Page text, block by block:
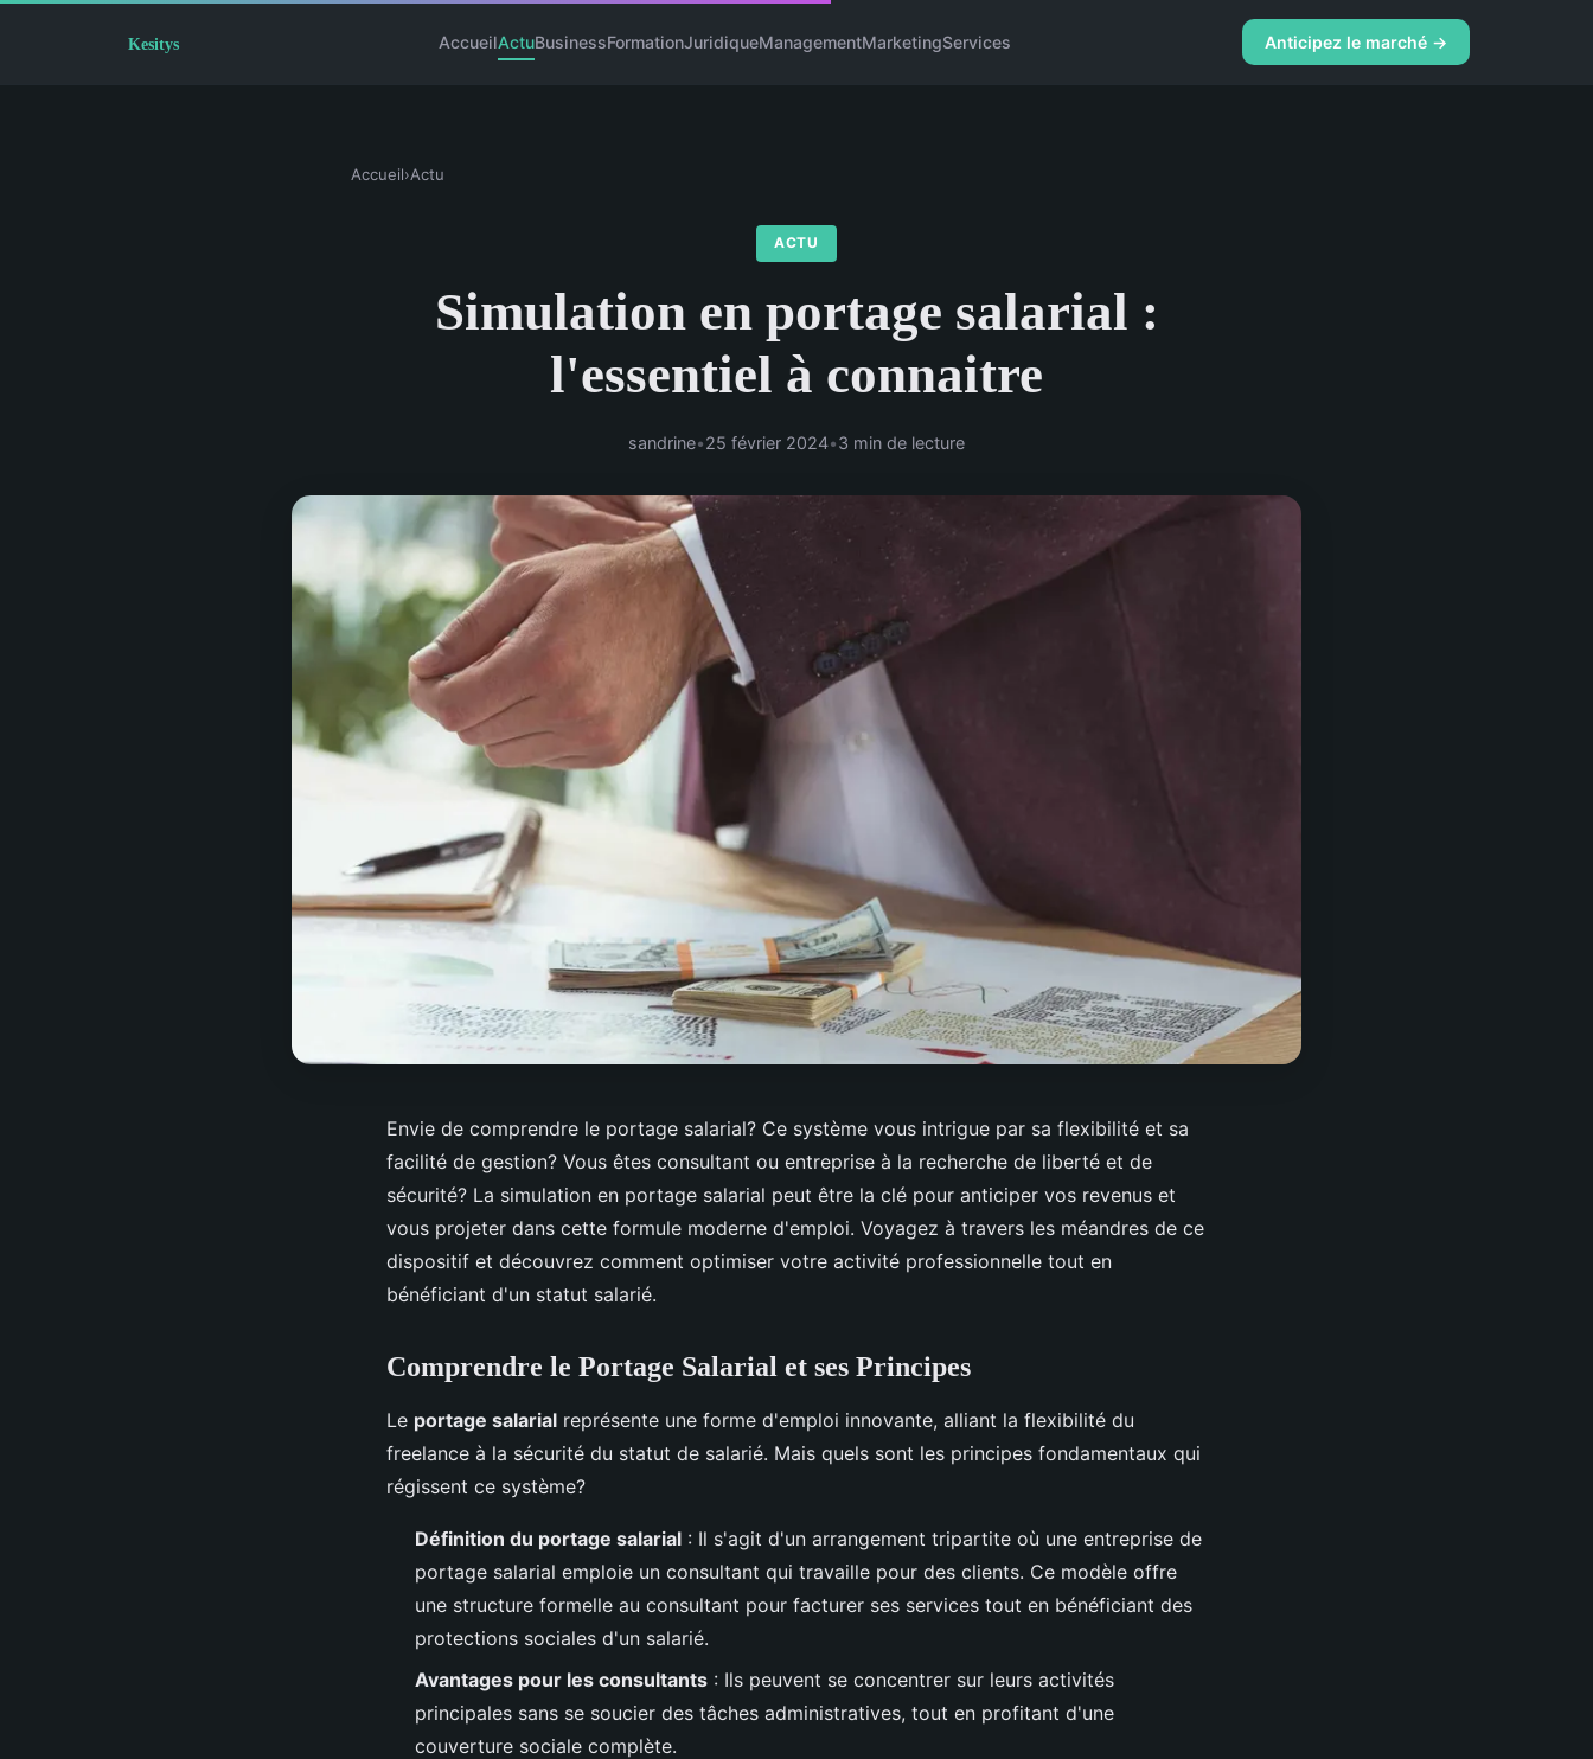
AccueilActuBusinessFormationJuridiqueManagementMarketingServices Anticipez le marché →
Accueil›Actu
ACTU
Simulation en portage salarial :
l'essentiel à connaitre
sandrine•25 février 2024•3 min de lecture
Envie de comprendre le portage salarial? Ce système vous intrigue par sa flexibilité et sa
facilité de gestion? Vous êtes consultant ou entreprise à la recherche de liberté et de
sécurité? La simulation en portage salarial peut être la clé pour anticiper vos revenus et
vous projeter dans cette formule moderne d'emploi. Voyagez à travers les méandres de ce
dispositif et découvrez comment optimiser votre activité professionnelle tout en
bénéficiant d'un statut salarié.
Comprendre le Portage Salarial et ses Principes
Le portage salarial représente une forme d'emploi innovante, alliant la flexibilité du
freelance à la sécurité du statut de salarié. Mais quels sont les principes fondamentaux qui
régissent ce système?
Définition du portage salarial : Il s'agit d'un arrangement tripartite où une entreprise de
portage salarial emploie un consultant qui travaille pour des clients. Ce modèle offre
une structure formelle au consultant pour facturer ses services tout en bénéficiant des
protections sociales d'un salarié.
Avantages pour les consultants : Ils peuvent se concentrer sur leurs activités
principales sans se soucier des tâches administratives, tout en profitant d'une
couverture sociale complète.